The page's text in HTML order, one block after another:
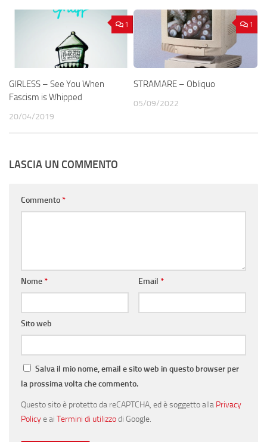
1
GIRLESS – See You When
Fascism is Whipped
20/04/2019
1
STRAMARE – Obliquo
05/09/2022
LASCIA UN COMMENTO
Commento*
Nome* Email *
Sito web
Salva il mio nome, email e sito web in questo browser per
la prossima volta che commento.
Questo sito è protetto da reCAPTCHA, ed è soggetto alla Privacy
Policye ai Termini di utilizzodi Google.